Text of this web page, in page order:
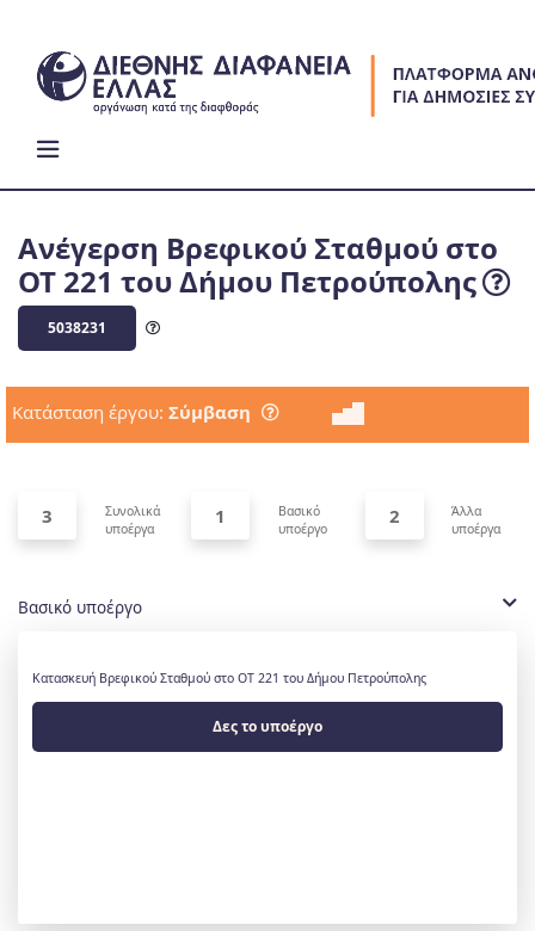
content
Ανέγερση Βρεφικού Σταθμού στο
ΟΤ 221 του Δήμου Πετρούπολης
5038231
Κατάσταση έργου: Σύμβαση
3
Συνολικά
υποέργα
1
Βασικό
υποέργο
2
Άλλα
υποέργα
Βασικό υποέργο
Κατασκευή Βρεφικού Σταθμού στο ΟΤ 221 του Δήμου Πετρούπολης
Δες το υποέργο